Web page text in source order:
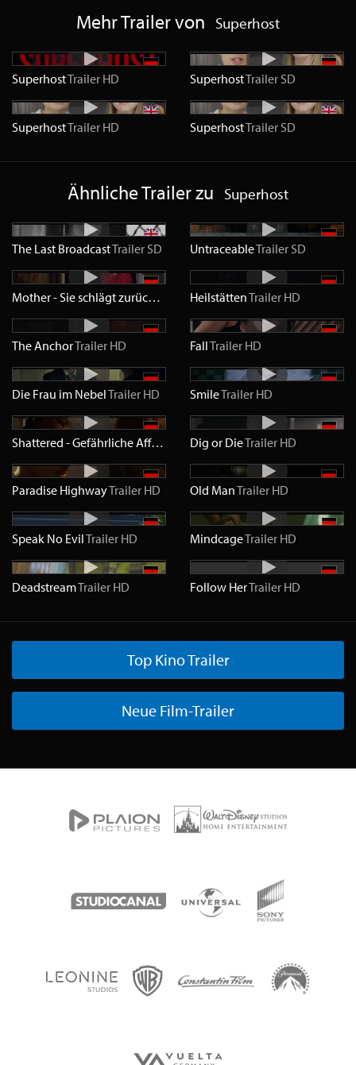
Mehr Trailer von Superhost
SuperhostTrailer HD SuperhostTrailer SD
SuperhostTrailer HD SuperhostTrailer SD
Ähnliche Trailer zu Superhost
The Last BroadcastTrailer SD UntraceableTrailer SD
Mother - Sie schlägt zurückTrailer HD
HeilstättenTrailer HD
The AnchorTrailer HD FallTrailer HD
Die Frau im NebelTrailer HD SmileTrailer HD
Shattered - Gefährliche Affäre Trailer HD
Dig or DieTrailer HD
Paradise HighwayTrailer HD Old ManTrailer HD
Speak No EvilTrailer HD MindcageTrailer HD
DeadstreamTrailer HD Follow HerTrailer HD
Top Kino Trailer
Neue Film-Trailer